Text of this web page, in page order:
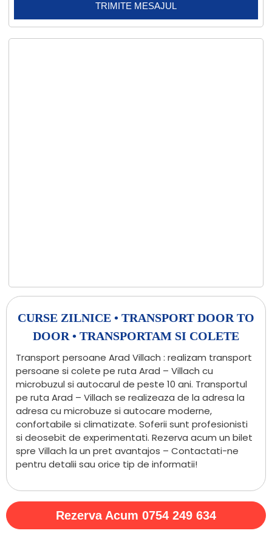
CURSE ZILNICE • TRANSPORT DOOR TO
DOOR • TRANSPORTAM SI COLETE
Transport persoane Arad Villach : realizam transport
persoane si colete pe ruta Arad – Villach cu
microbuzul si autocarul de peste 10 ani. Transportul
pe ruta Arad – Villach se realizeaza de la adresa la
adresa cu microbuze si autocare moderne,
confortabile si climatizate. Soferii sunt profesionisti
si deosebit de experimentati. Rezerva acum un bilet
spre Villach la un pret avantajos – Contactati-ne
pentru detalii sau orice tip de informatii!
Rezerva Acum 0754 249 634